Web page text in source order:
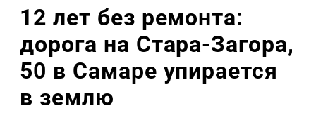
12 лет без ремонта:
дорога на Стара-Загора,
50 в Самаре упирается
в землю